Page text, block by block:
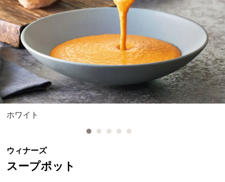
ホワイト
ウィナーズ
スープポット